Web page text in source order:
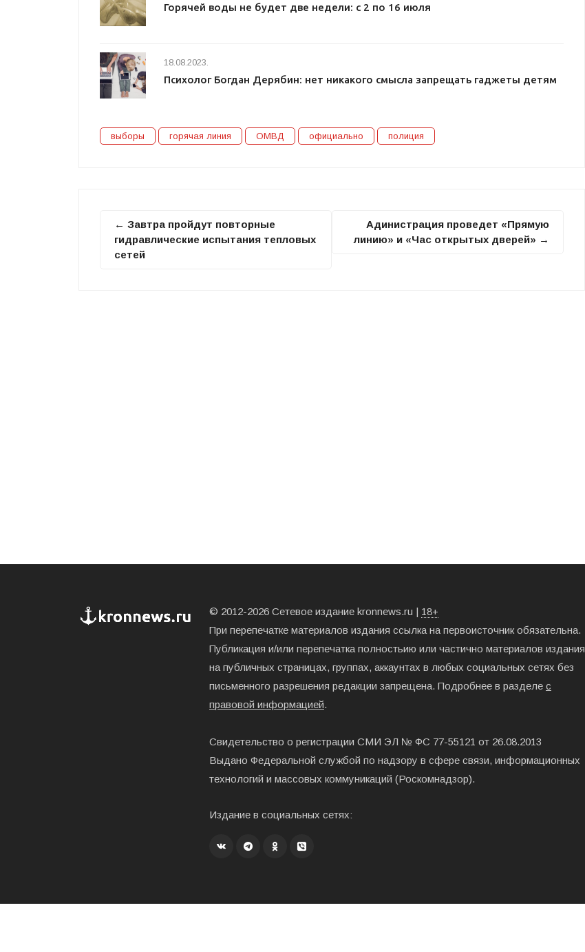
Горячей воды не будет две недели: с 2 по 16 июля
18.08.2023.
Психолог Богдан Дерябин: нет никакого смысла запрещать гаджеты детям
выборы горячая линия ОМВД официально полиция
← Завтра пройдут повторные
гидравлические испытания тепловых
сетей
Адинистрация проведет «Прямую
линию» и «Час открытых дверей» →
© 2012-2026 Сетевое издание kronnews.ru | 18+
При перепечатке материалов издания ссылка на первоисточник обязательна.
Публикация и/или перепечатка полностьию или частично материалов издания
на публичных страницах, группах, аккаунтах в любых социальных сетях без
письменного разрешения редакции запрещена. Подробнее в разделе с
правовой информацией.
Свидетельство о регистрации СМИ ЭЛ № ФС 77-55121 от 26.08.2013
Выдано Федеральной службой по надзору в сфере связи, информационных
технологий и массовых коммуникаций (Роскомнадзор).
Издание в социальных сетях: